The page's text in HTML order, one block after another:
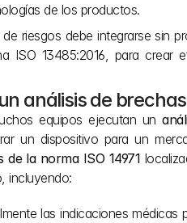
de los productos.
riesgos debe integrarse sin
13485:2016, para crear
análisis de brechas
equipos ejecutan un
un dispositivo para un
de la norma ISO 14971
incluyendo:
las indicaciones